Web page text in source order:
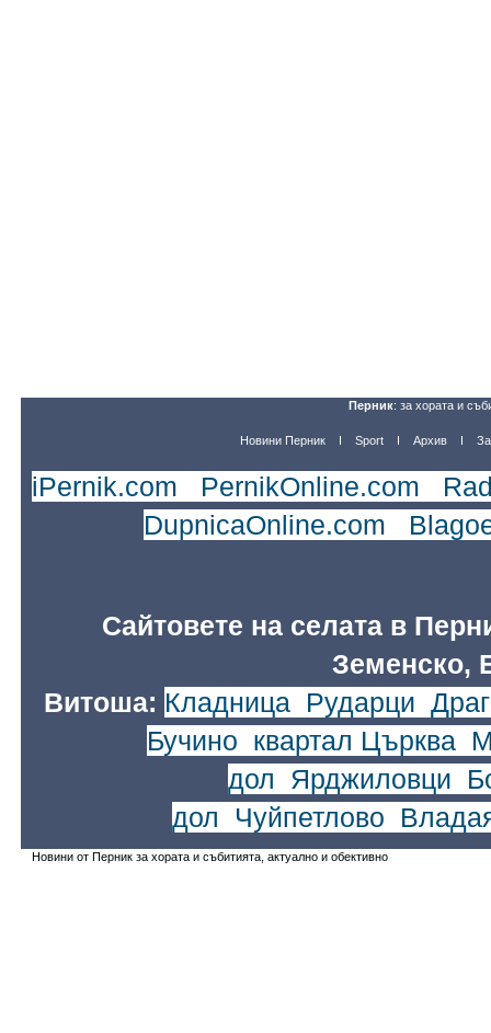
Перник: за хората и
Новини Перник Sport Архив
iPernik.com PernikOnline.com
DupnicaOnline.com
Сайтовете на селата в
Земенско,
Витоша: Кладница, Рударци
Бучино квартал Църква
дол
Ярджиловци
дол
Чуйпетлово
Новини от Перник за хората и събитията, актуално и обективно